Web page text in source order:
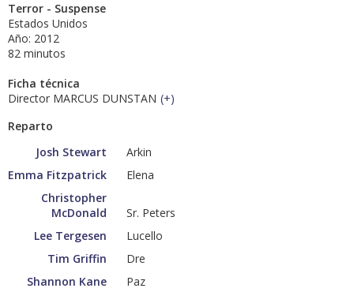
Terror - Suspense
Estados Unidos
Año: 2012
82 minutos
Ficha técnica
Director MARCUS DUNSTAN (+)
Reparto
Josh Stewart
Arkin
Emma Fitzpatrick
Elena
Christopher
McDonald
Sr. Peters
Lee Tergesen
Lucello
Tim Griffin
Dre
Shannon Kane
Paz